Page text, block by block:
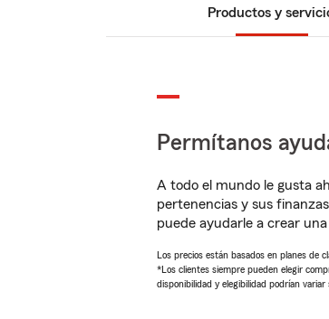
Productos y
Permítanos
A todo el mundo le gusta
pertenencias y sus
puede ayudarle a crear
Los precios están basados en planes de
*Los clientes siempre pueden elegir
disponibilidad y elegibilidad podrían variar